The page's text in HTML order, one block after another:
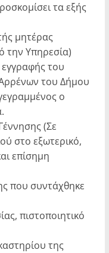
τα εξής
μητέρας
την Υπηρεσία)
του
του Δήμου
ο
(Σε
στο εξωτερικό,
επίσημη
που συντάχθηκε
πιστοποιητικό
της